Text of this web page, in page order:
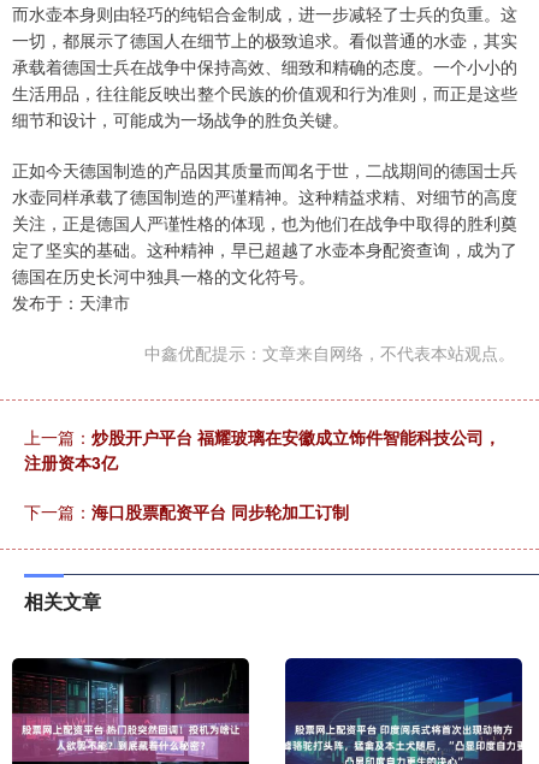
而水壶本身则由轻巧的纯铝合金制成，进一步减轻了士兵的负重。这
一切，都展示了德国人在细节上的极致追求。看似普通的水壶，其实
承载着德国士兵在战争中保持高效、细致和精确的态度。一个小小的
生活用品，往往能反映出整个民族的价值观和行为准则，而正是这些
细节和设计，可能成为一场战争的胜负关键。
正如今天德国制造的产品因其质量而闻名于世，二战期间的德国士兵
水壶同样承载了德国制造的严谨精神。这种精益求精、对细节的高度
关注，正是德国人严谨性格的体现，也为他们在战争中取得的胜利奠
定了坚实的基础。这种精神，早已超越了水壶本身配资查询，成为了
德国在历史长河中独具一格的文化符号。
发布于：天津市
中鑫优配提示：文章来自网络，不代表本站观点。
上一篇： 炒股开户平台 福耀玻璃在安徽成立饰件智能科技公司，
注册资本3亿
下一篇： 海口股票配资平台 同步轮加工订制
相关文章